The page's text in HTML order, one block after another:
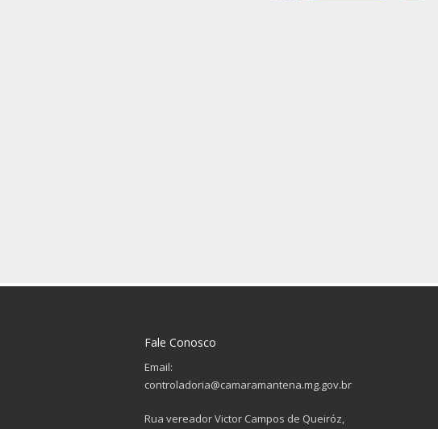
Fale Conosco
Email:
controladoria@camaramantena.mg.gov.br
Rua vereador Victor Campos de Queiróz,